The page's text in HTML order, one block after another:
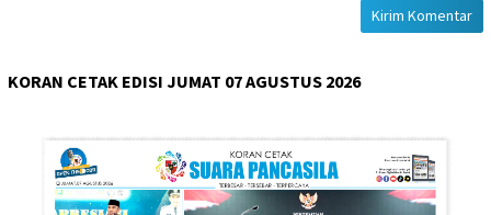
KORAN CETAK EDISI JUMAT 07 AGUSTUS 2026